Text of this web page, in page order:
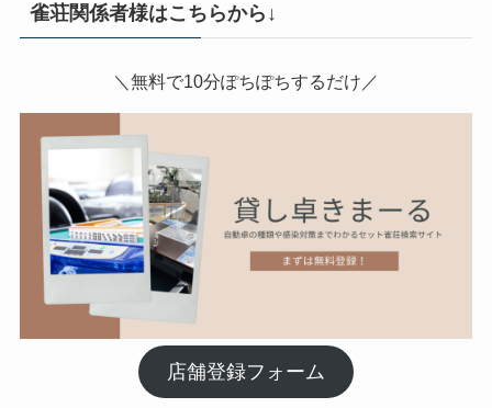
雀荘関係者様はこちらから↓
＼無料で10分ぽちぽちするだけ／
店舗登録フォーム